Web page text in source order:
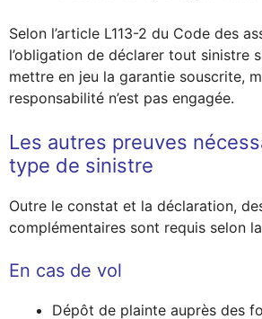
Selon l’article L113-2 du Code des
l’obligation de déclarer tout sinistre
mettre en jeu la garantie souscrite,
responsabilité n’est pas engagée.
Les autres preuves
type de sinistre
Outre le constat et la déclaration,
complémentaires sont requis selon
En cas de vol
Dépôt de plainte auprès des